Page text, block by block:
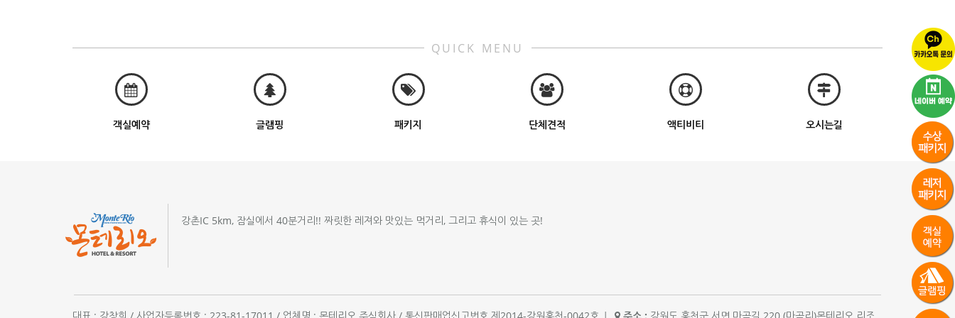
QUICK MENU
객실예약 글램핑 패키지 단체견적 액티비티 오시는길
강촌IC 5km, 잠실에서 40분거리!! 짜릿한 레져와 맛있는 먹거리, 그리고 휴식이 있는 곳!